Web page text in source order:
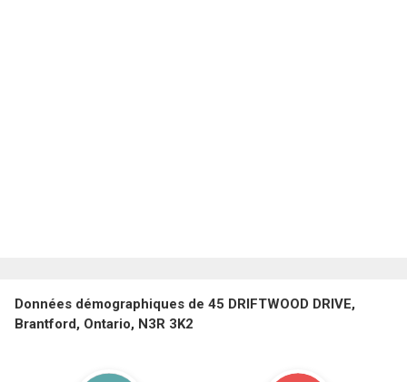
Données démographiques de 45 DRIFTWOOD DRIVE,
Brantford, Ontario, N3R 3K2